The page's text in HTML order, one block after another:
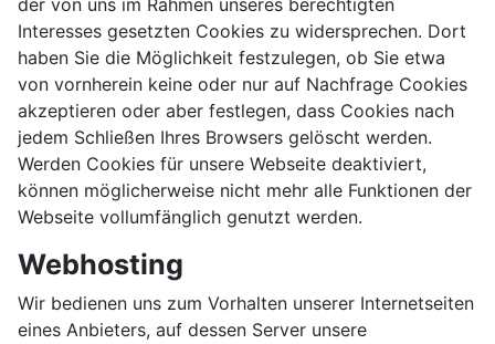
der von uns im Rahmen unseres berechtigten
Interesses gesetzten Cookies zu widersprechen. Dort
haben Sie die Möglichkeit festzulegen, ob Sie etwa
von vornherein keine oder nur auf Nachfrage Cookies
akzeptieren oder aber festlegen, dass Cookies nach
jedem Schließen Ihres Browsers gelöscht werden.
Werden Cookies für unsere Webseite deaktiviert,
können möglicherweise nicht mehr alle Funktionen der
Webseite vollumfänglich genutzt werden.
Webhosting
Wir bedienen uns zum Vorhalten unserer Internetseiten
eines Anbieters, auf dessen Server unsere